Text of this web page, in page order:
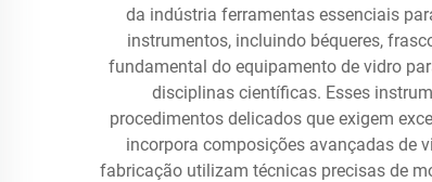
da indústria ferramentas essenciais
instrumentos, incluindo béqueres,
fundamental do equipamento de vidro
disciplinas científicas. Esses
procedimentos delicados que exigem
incorpora composições avançadas de
fabricação utilizam técnicas precisas de